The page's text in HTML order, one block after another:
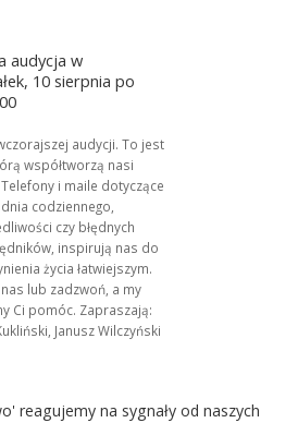
audycja w
10 sierpnia po
audycji. To jest
współtworzą nasi
Telefony i maile dotyczące
codziennego,
czy błędnych
inspirują nas do
życia łatwiejszym.
lub zadzwoń, a my
Ci pomóc. Zapraszają:
Janusz Wilczyński
reagujemy na sygnały od naszych